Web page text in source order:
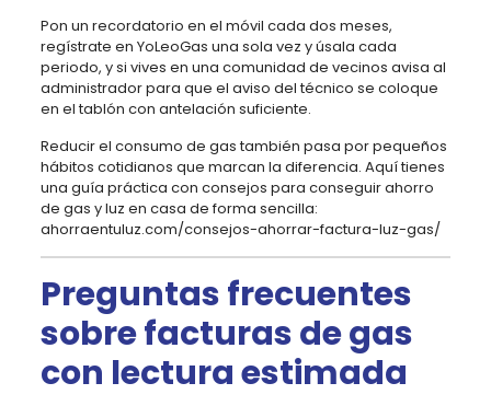
Pon un recordatorio en el móvil cada dos meses,
regístrate en YoLeoGas una sola vez y úsala cada
periodo, y si vives en una comunidad de vecinos avisa al
administrador para que el aviso del técnico se coloque
en el tablón con antelación suficiente.
Reducir el consumo de gas también pasa por pequeños
hábitos cotidianos que marcan la diferencia. Aquí tienes
una guía práctica con consejos para conseguir ahorro
de gas y luz en casa de forma sencilla:
ahorraentuluz.com/consejos-ahorrar-factura-luz-gas/
Preguntas frecuentes
sobre facturas de gas
con lectura estimada